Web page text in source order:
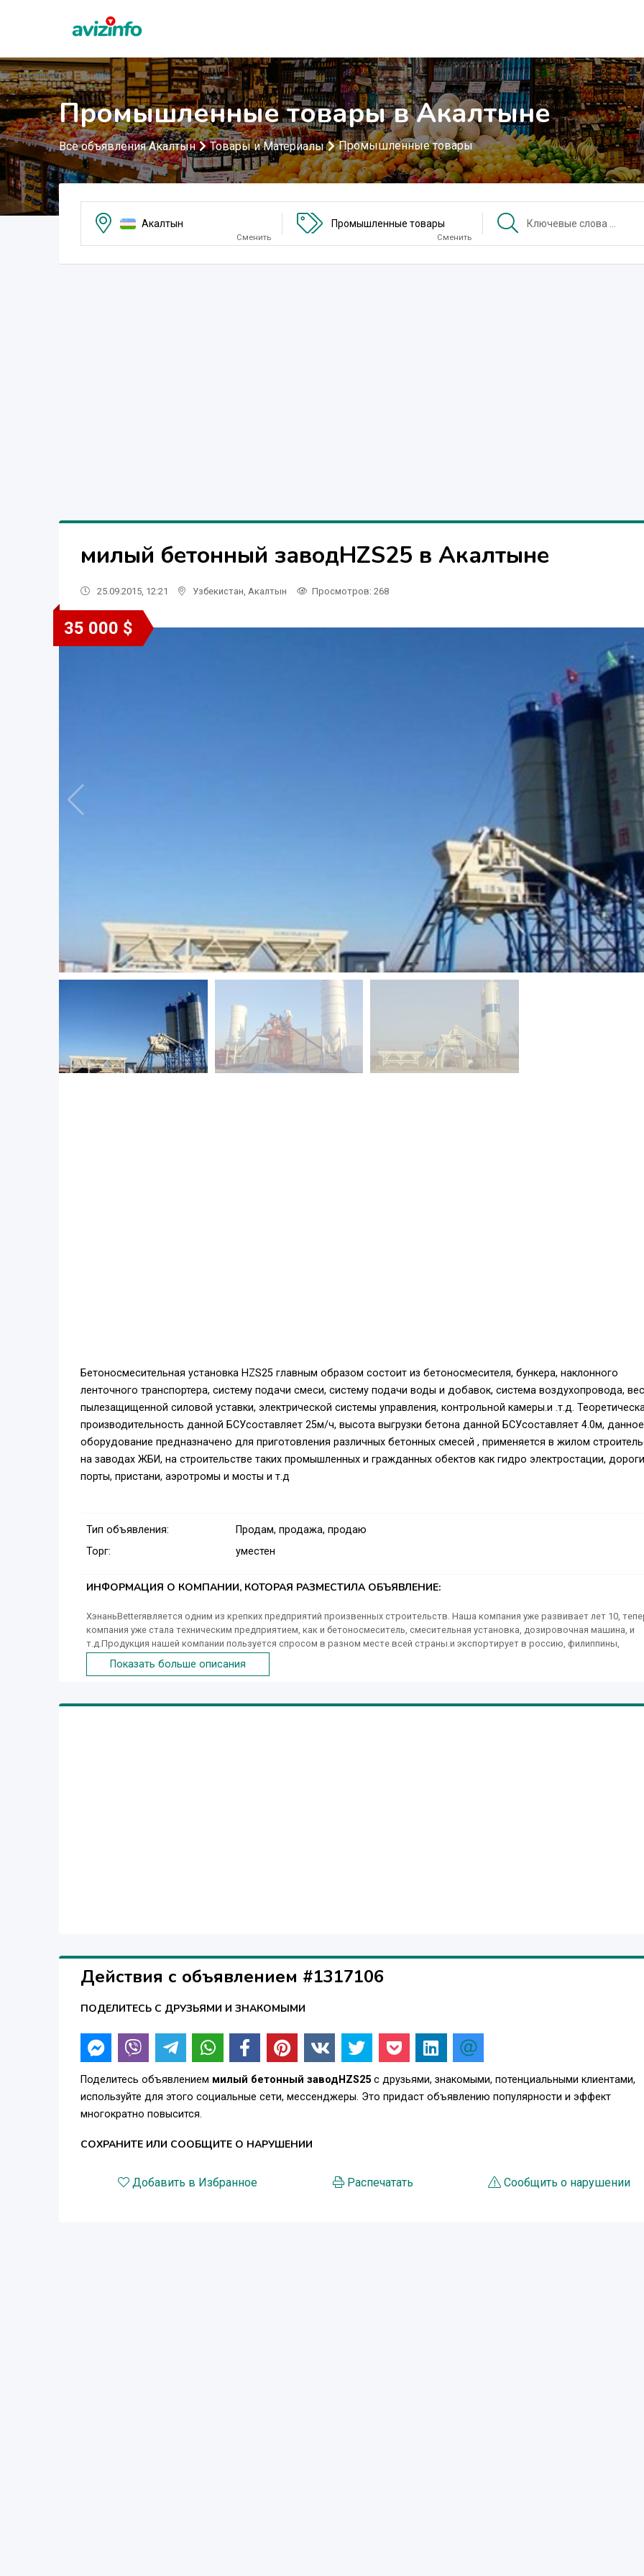
Промышленные товары в Акалтыне
Все объявления Акалтын Товары и Материалы Промышленные товары
Акалтын
Сменить
Промышленные товары
Сменить
милый бетонный заводHZS25 в Акалтыне
25.09.2015, 12:21 Узбекистан Акалтын Просмотров: 268
35 000 $
Бетоносмесительная установка HZS25 главным образом состоит из бетоносмесителя, бункера, наклонного
ленточного транспортера, систему подачи смеси, систему подачи воды и добавок, система воздухопровода,
пылезащищенной силовой уставки, электрической системы управления, контрольной камеры.и .т.д.
производительность данной БСУсоставляет 25м/ч, высота выгрузки бетона данной БСУсоставляет 4.0м, данное
оборудование предназначено для приготовления различных бетонных смесей , применяется в жилом
на заводах ЖБИ, на строительстве таких промышленных и гражданных обектов как гидро электростации,
порты, пристани, аэротромы и мосты и т.д
Тип объявления:
Продам, продажа, продаю
Торг:
уместен
ИНФОРМАЦИЯ О КОМПАНИИ, КОТОРАЯ РАЗМЕСТИЛА ОБЪЯВЛЕНИЕ:
ХэнаньBetterявляется одним из крепких предприятий произвенных строительств. Наша компания уже развивает лет 10,
компания уже стала техническим предприятием, как и бетоносмеситель, смесительная установка, дозировочная машина, и
т.д.Продукция нашей компании пользуется спросом в разном месте всей страны.и экспортирует в россию, филиппины,
манедония, танзания, и т .д.мы получили хорошую оценку из клиентов.===|тэги удалены|=== Надеемся, что клиенты из разных
странах мира присуствуют в нашу компанию, вместе развиваем и прогресируем.
Показать больше описания
Действия с объявлением #1317106
ПОДЕЛИТЕСЬ С ДРУЗЬЯМИ И ЗНАКОМЫМИ
Поделитесь объявлением милый бетонный заводHZS25 с друзьями, знакомыми, потенциальными клиентами,
используйте для этого социальные сети, мессенджеры. Это придаст объявлению популярности и эффект
многократно повысится.
СОХРАНИТЕ ИЛИ СООБЩИТЕ О НАРУШЕНИИ
Добавить в Избранное Распечатать Сообщить о нарушении